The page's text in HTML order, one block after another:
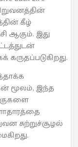
கீழ்
ஆகும். இது
மூலம், இந்த
சுற்றுச்சூழல்